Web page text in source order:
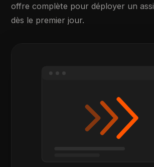
offre complète pour déployer un
dès le premier jour.